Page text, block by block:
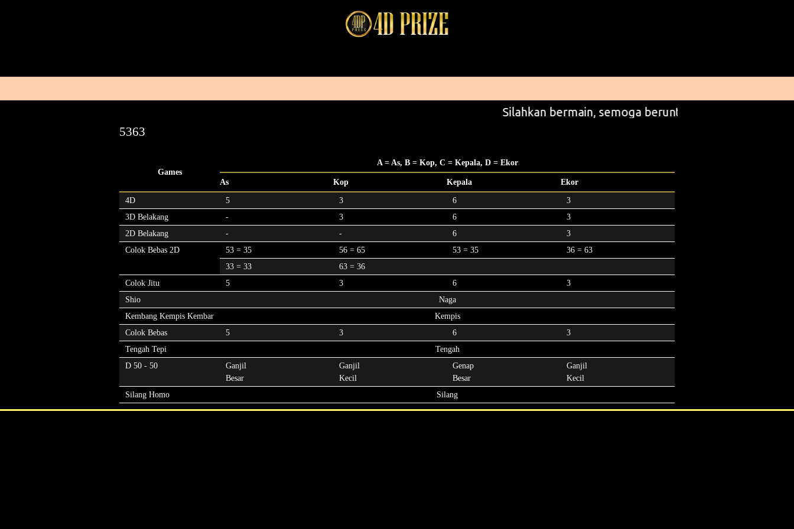
Silahkan bermain, semoga beruntung
5363
Games
A = As, B = Kop, C = Kepala, D = Ekor
As Kop Kepala Ekor
4D 5 3 6
3
3D Belakang
- 3 6
3
2D Belakang
- - 6
3
Colok Bebas 2D
53 = 35 56 = 65 53 = 35
36 = 63
33 = 33
63 = 36
Colok Jitu
5 3 6
3
Shio
Naga
Kembang Kempis Kembar
Kempis
Colok Bebas
5 3 6
3
Tengah Tepi
Tengah
D 50 - 50
Ganjil
Besar
Ganjil
Kecil
Genap
Besar
Ganjil
Kecil
Silang Homo
Silang